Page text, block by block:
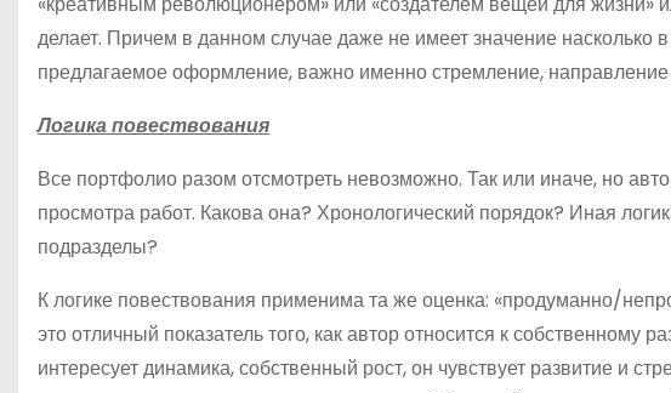
делает. Причем в данном случае даже не имеет значение насколько
предлагаемое оформление, важно именно стремление,
Логика повествования
Все портфолио разом отсмотреть невозможно. Так или иначе, но
просмотра работ. Какова она? Хронологический порядок? Иная
подразделы?
К логике повествования применима та же оценка: «продуманно/
это отличный показатель того, как автор относится к
интересует динамика, собственный рост, он чувствует развитие и